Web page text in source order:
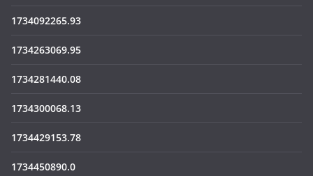
1734092265.93
1734263069.95
1734281440.08
1734300068.13
1734429153.78
1734450890.0